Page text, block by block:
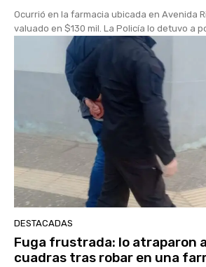
Ocurrió en la farmacia ubicada en Avenida
valuado en $130 mil. La Policía lo detuvo a
DESTACADAS
Fuga frustrada: lo atraparon
cuadras tras robar en una